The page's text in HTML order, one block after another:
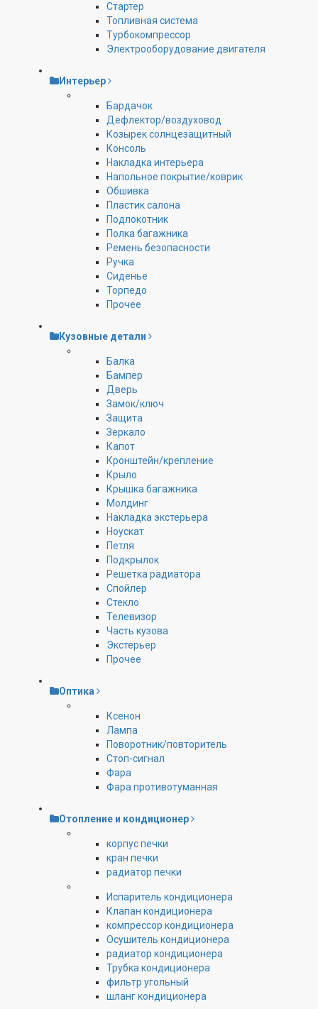
Стартер
Топливная система
Турбокомпрессор
Электрооборудование двигателя
Интерьер
Бардачок
Дефлектор/воздуховод
Козырек солнцезащитный
Консоль
Накладка интерьера
Напольное покрытие/коврик
Обшивка
Пластик салона
Подлокотник
Полка багажника
Ремень безопасности
Ручка
Сиденье
Торпедо
Прочее
Кузовные детали
Балка
Бампер
Дверь
Замок/ключ
Защита
Зеркало
Капот
Кронштейн/крепление
Крыло
Крышка багажника
Молдинг
Накладка экстерьера
Ноускат
Петля
Подкрылок
Решетка радиатора
Спойлер
Стекло
Телевизор
Часть кузова
Экстерьер
Прочее
Оптика
Ксенон
Лампа
Поворотник/повторитель
Стоп-сигнал
Фара
Фара противотуманная
Отопление и кондиционер
корпус печки
кран печки
радиатор печки
Испаритель кондиционера
Клапан кондиционера
компрессор кондиционера
Осушитель кондиционера
радиатор кондиционера
Трубка кондиционера
фильтр угольный
шланг кондиционера